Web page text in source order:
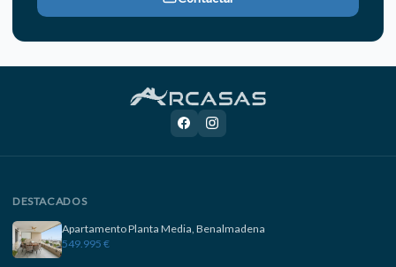
DESTACADOS
Apartamento Planta Media, Benalmadena
549.995 €